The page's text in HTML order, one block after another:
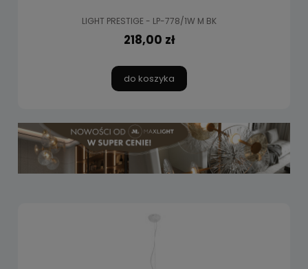
LIGHT PRESTIGE - LP-778/1W M BK
218,00 zł
do koszyka